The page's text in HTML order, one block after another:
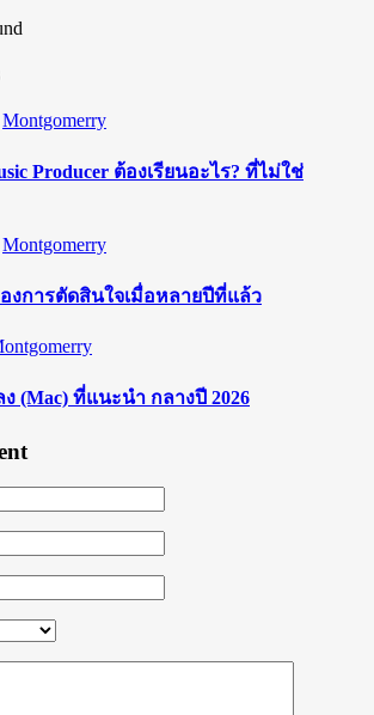
Montgomerry
Producer ต้องเรียนอะไร? ที่ไม่ใช่
Montgomerry
การตัดสินใจเมื่อหลายปีที่แล้ว
(Mac) ที่แนะนำ กลางปี 2026